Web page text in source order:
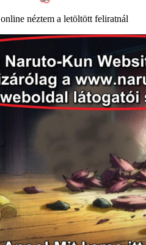
néztem a letöltött feliratnál